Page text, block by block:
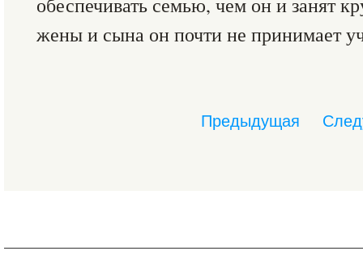
жены и сына он почти не принимает
Предыдущая